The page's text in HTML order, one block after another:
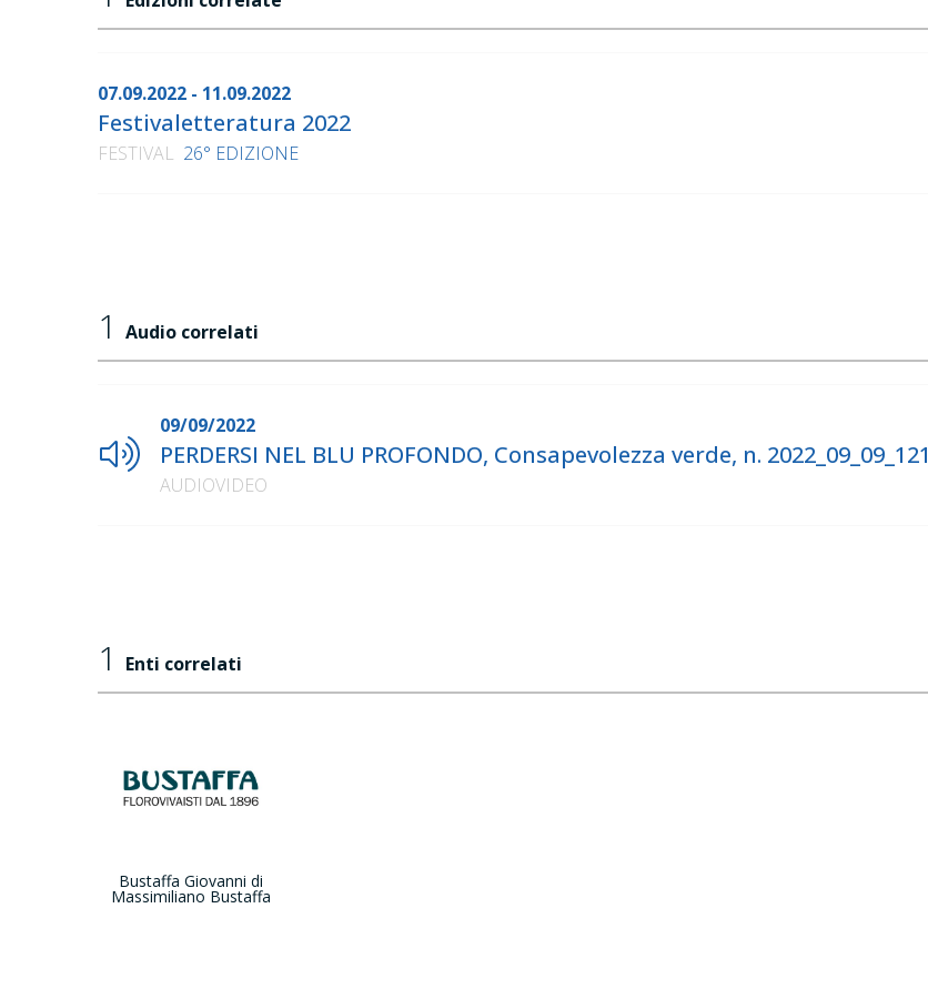
07.09.2022 - 11.09.2022
Festivaletteratura 2022
FESTIVAL 26° EDIZIONE
1 Audio correlati
09/09/2022
PERDERSI NEL BLU PROFONDO, Consapevolezza verde, n. 2022_09_09_121
AUDIOVIDEO
1 Enti correlati
Bustaffa Giovanni di
Massimiliano Bustaffa